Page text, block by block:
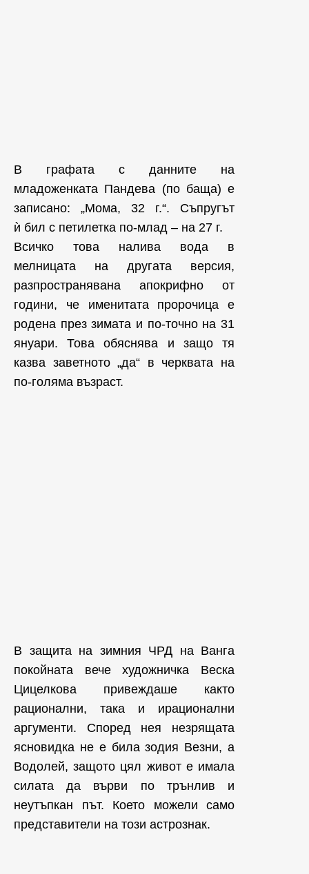
В графата с данните на
младоженката Пандева (по баща) е
записано: „Мома, 32 г.“. Съпругът
ѝ бил с петилетка по-млад – на 27 г.
Всичко това налива вода в
мелницата на другата версия,
разпространявана апокрифно от
години, че именитата пророчица е
родена през зимата и по-точно на 31
януари. Това обяснява и защо тя
казва заветното „да“ в черквата на
по-голяма възраст.
В защита на зимния ЧРД на Ванга
покойната вече художничка Веска
Цицелкова привеждаше както
рационални, така и ирационални
аргументи. Според нея незрящата
ясновидка не е била зодия Везни, а
Водолей, защото цял живот е имала
силата да върви по трънлив и
неутъпкан път. Което можели само
представители на този астрознак.